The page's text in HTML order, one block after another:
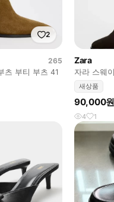
2
265
츠 부티 부츠 41
Zara
자라 스웨
새상품
90,000원
4 1